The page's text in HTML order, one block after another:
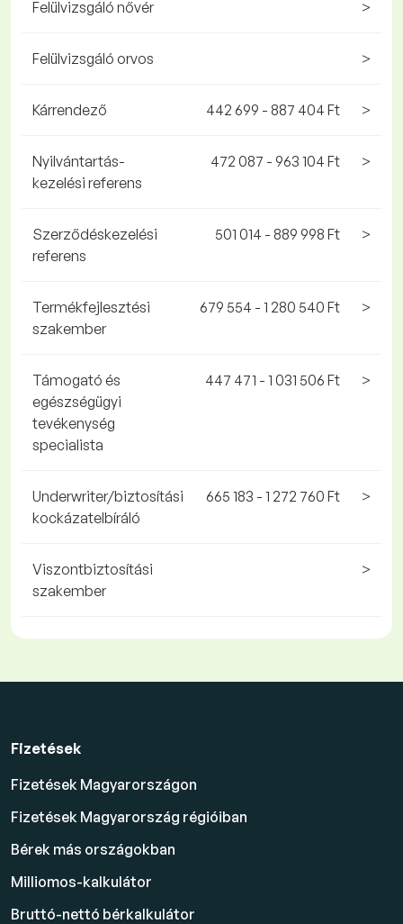
Felülvizsgáló nővér >
Felülvizsgáló orvos >
Kárrendező 442 699 - 887 404 Ft >
Nyilvántartás-
kezelési referens
472 087 - 963 104 Ft >
Szerződéskezelési
referens
501 014 - 889 998 Ft >
Termékfejlesztési
szakember
679 554 - 1 280 540 Ft >
Támogató és
egészségügyi
tevékenység
specialista
447 471 - 1 031 506 Ft >
Underwriter/biztosítási
kockázatelbíráló
665 183 - 1 272 760 Ft >
Viszontbiztosítási
szakember
>
Fizetések
Fizetések Magyarországon
Fizetések Magyarország régióiban
Bérek más országokban
Milliomos-kalkulátor
Bruttó-nettó bérkalkulátor